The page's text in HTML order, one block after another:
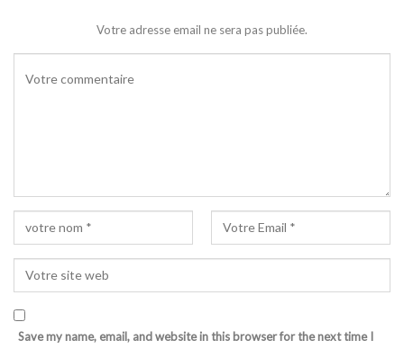
Votre adresse email ne sera pas publiée.
Save my name, email, and website in this browser for the next time I